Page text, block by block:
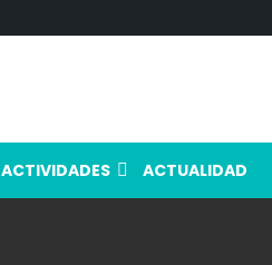
ACTIVIDADES ACTUALIDAD